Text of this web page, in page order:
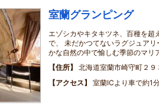
室蘭グランピング
エゾシカやキタキツネ、百種を超
で、 未だかつてないラグジュア
かな自然の中で愉しむ季節のマリ
住所
北海道室蘭市崎守町２９
アクセス
室蘭ICより車で約1